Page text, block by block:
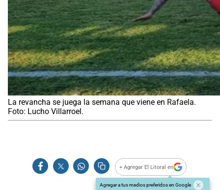
La revancha se juega la semana que viene en Rafaela.
Foto: Lucho Villarroel.
+ Agregar El Litoral en
Agregar a tus medios preferidos en Google